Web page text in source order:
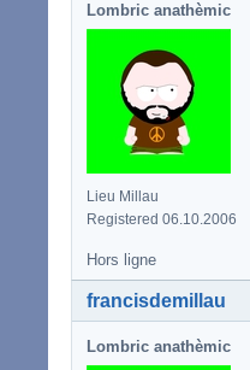
Lombric anathèmic
Lieu Millau
Registered 06.10.2006
Hors ligne
francisdemillau
Lombric anathèmic